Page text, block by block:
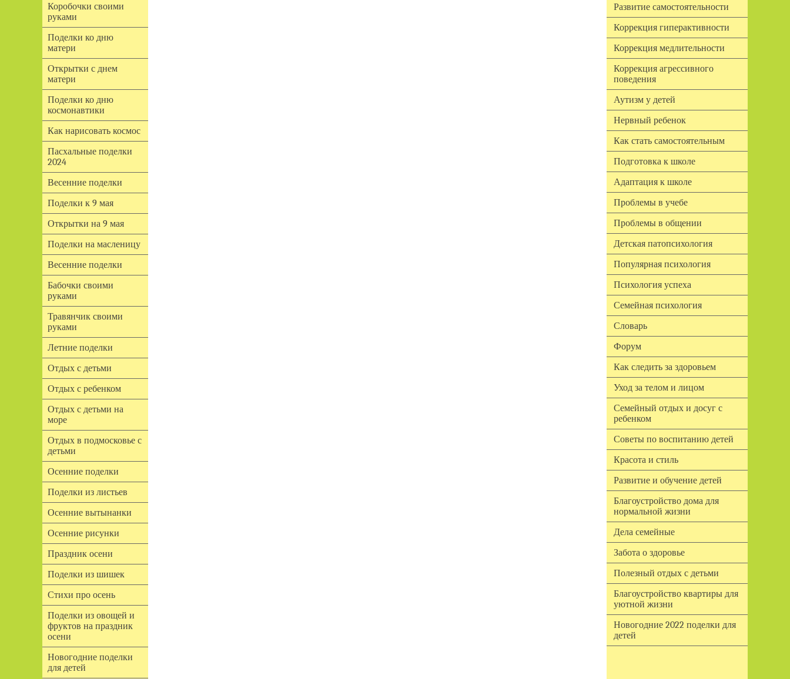
Коробочки своими
руками
Поделки ко дню
матери
Открытки с днем
матери
Поделки ко дню
космонавтики
Как нарисовать космос
Пасхальные поделки
2024
Весенние поделки
Поделки к 9 мая
Открытки на 9 мая
Поделки на масленицу
Весенние поделки
Бабочки своими
руками
Травянчик своими
руками
Летние поделки
Отдых с детьми
Отдых с ребенком
Отдых с детьми на
море
Отдых в подмосковье с
детьми
Осенние поделки
Поделки из листьев
Осенние вытынанки
Осенние рисунки
Праздник осени
Поделки из шишек
Стихи про осень
Поделки из овощей и
фруктов на праздник
осени
Новогодние поделки
для детей
Развитие самостоятельности
Коррекция гиперактивности
Коррекция медлительности
Коррекция агрессивного
поведения
Аутизм у детей
Нервный ребенок
Как стать самостоятельным
Подготовка к школе
Адаптация к школе
Проблемы в учебе
Проблемы в общении
Детская патопсихология
Популярная психология
Психология успеха
Семейная психология
Словарь
Форум
Как следить за здоровьем
Уход за телом и лицом
Семейный отдых и досуг с
ребенком
Советы по воспитанию детей
Красота и стиль
Развитие и обучение детей
Благоустройство дома для
нормальной жизни
Дела семейные
Забота о здоровье
Полезный отдых с детьми
Благоустройство квартиры для
уютной жизни
Новогодние 2022 поделки для
детей